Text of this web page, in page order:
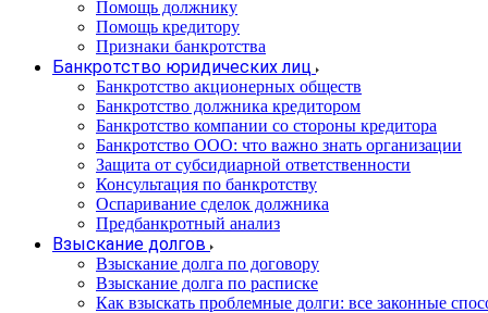
Помощь должнику
Помощь кредитору
Признаки банкротства
Банкротство юридических лиц
Банкротство акционерных обществ
Банкротство должника кредитором
Банкротство компании со стороны кредитора
Банкротство ООО: что важно знать организации
Защита от субсидиарной ответственности
Консультация по банкротству
Оспаривание сделок должника
Предбанкротный анализ
Взыскание долгов
Взыскание долга по договору
Взыскание долга по расписке
Как взыскать проблемные долги: все законные